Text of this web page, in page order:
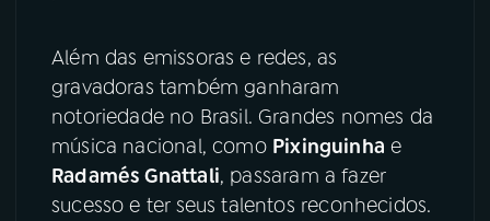
YouTube Facebook
TikTok
Além das emissoras e redes, as
gravadoras também ganharam
notoriedade no Brasil. Grandes nomes da
música nacional, como Pixinguinha e
Radamés Gnattali, passaram a fazer
sucesso e ter seus talentos reconhecidos.